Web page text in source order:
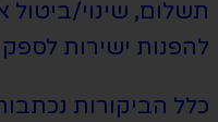
תשלום, שינוי/ביטול
להפנות ישירות לספק
כלל הביקורות